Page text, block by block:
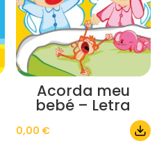
Acorda meu
bebé – Letra
0,00 €